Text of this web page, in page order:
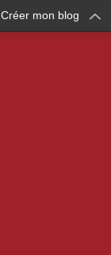
Créer mon blog